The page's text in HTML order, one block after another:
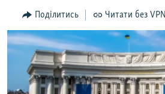
пошукуІНТЕРВ'Ю
ВСЕ ЗА ДЕНЬ
СПЕЦПРОЕКТИ
ДЕПОРТАЦІЯ
ЯК ОБІЙТИ БЛОКУВАННЯ
Поділитись Читати без VPN